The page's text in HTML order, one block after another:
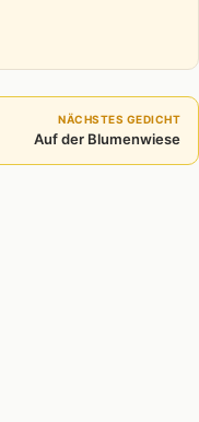
NÄCHSTES GEDICHT
Auf der Blumenwiese